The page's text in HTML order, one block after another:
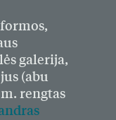
galerija,
(abu
rengtas